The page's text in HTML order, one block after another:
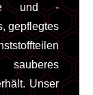
und -
gepflegtes
Unser